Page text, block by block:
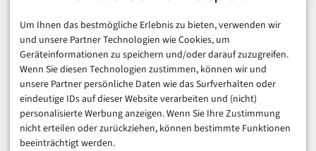
Um Ihnen das bestmögliche Erlebnis zu bieten, verwenden wir
und unsere Partner Technologien wie Cookies, um
Geräteinformationen zu speichern und/oder darauf zuzugreifen.
Wenn Sie diesen Technologien zustimmen, können wir und
unsere Partner persönliche Daten wie das Surfverhalten oder
eindeutige IDs auf dieser Website verarbeiten und (nicht)
personalisierte Werbung anzeigen. Wenn Sie Ihre Zustimmung
nicht erteilen oder zurückziehen, können bestimmte Funktionen
beeinträchtigt werden.
Consumer & Digital Life
Marketing
Finanzen & FinTech
Business & Karriere
Sicherheit & Recht
Digitalisierung
Marketing